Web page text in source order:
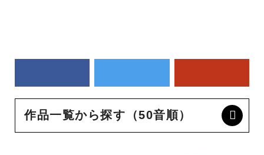
作品一覧から探す（50音順）